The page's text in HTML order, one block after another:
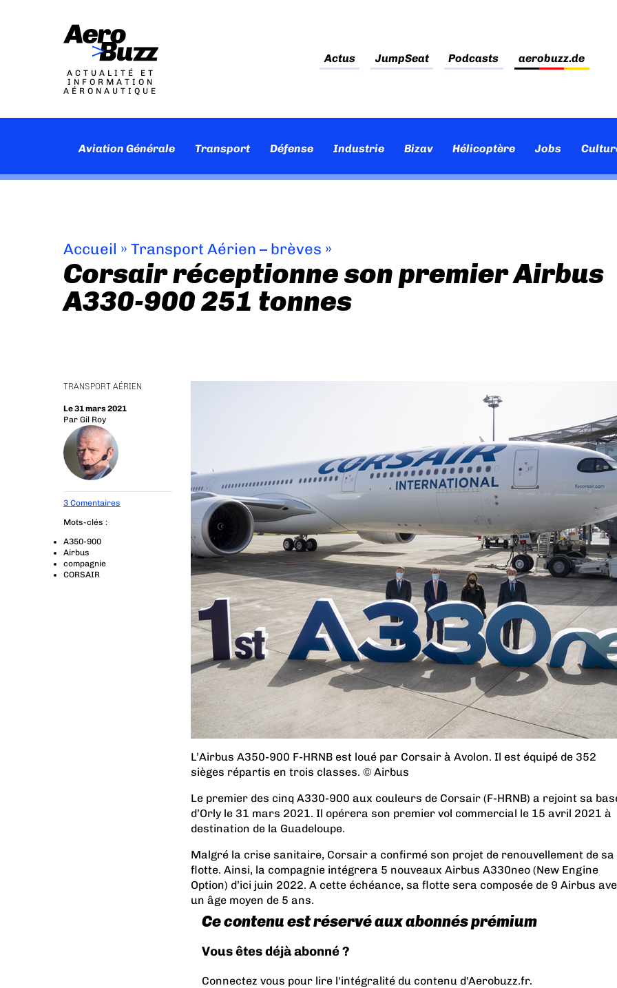
ACTUALITÉ ET
INFORMATION
AÉRONAUTIQUE
Actus JumpSeat Podcasts aerobuzz.de
Aviation Générale Transport Défense Industrie Bizav Hélicoptère Jobs
Accueil » Transport Aérien – brèves »
Corsair réceptionne son premier Airbus
A330-900 251 tonnes
TRANSPORT AÉRIEN
Le 31 mars 2021
Par Gil Roy
3 Comentaires
Mots-clés :
A350-900
Airbus
compagnie
CORSAIR
L’Airbus A350-900 F-HRNB est loué par Corsair à Avolon. Il est équipé de 352
sièges répartis en trois classes. © Airbus
Le premier des cinq A330-900 aux couleurs de Corsair (F-HRNB) a rejoint sa
d’Orly le 31 mars 2021. Il opérera son premier vol commercial le 15 avril 2021 à
destination de la Guadeloupe.
Malgré la crise sanitaire, Corsair a confirmé son projet de renouvellement de sa
flotte. Ainsi, la compagnie intégrera 5 nouveaux Airbus A330neo (New Engine
Option) d’ici juin 2022. A cette échéance, sa flotte sera composée de 9 Airbus
un âge moyen de 5 ans.
Ce contenu est réservé aux abonnés prémium
Vous êtes déjà abonné ?
Connectez vous pour lire l'intégralité du contenu d'Aerobuzz.fr.